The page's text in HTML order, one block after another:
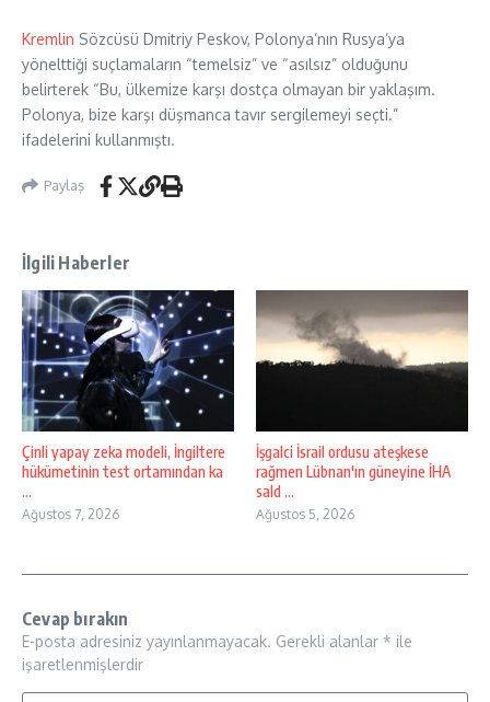
Kremlin Sözcüsü Dmitriy Peskov, Polonya’nın Rusya’ya
yönelttiği suçlamaların “temelsiz” ve “asılsız” olduğunu
belirterek “Bu, ülkemize karşı dostça olmayan bir yaklaşım.
Polonya, bize karşı düşmanca tavır sergilemeyi seçti.”
ifadelerini kullanmıştı.
Paylaş
İlgili Haberler
Çinli yapay zeka modeli, İngiltere
hükümetinin test ortamından ka
...
Ağustos 7, 2026
İşgalci İsrail ordusu ateşkese
rağmen Lübnan'ın güneyine İHA
sald ...
Ağustos 5, 2026
Cevap bırakın
E-posta adresiniz yayınlanmayacak. Gerekli alanlar * ile
işaretlenmişlerdir